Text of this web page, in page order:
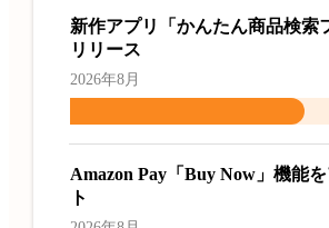
新作アプリ「かんたん商品検索
リリース
2026年8月
Amazon Pay「Buy Now」機能
ト